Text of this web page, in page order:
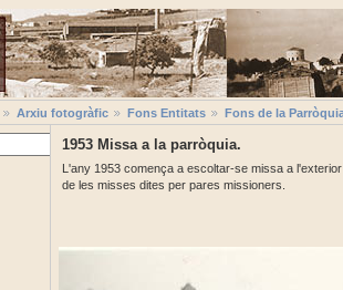
Arxiu fotogràfic Fons Entitats Fons de la
1953 Missa a la parròquia.
L'any 1953 comença a escoltar-se missa a
de les misses dites per pares missioners.